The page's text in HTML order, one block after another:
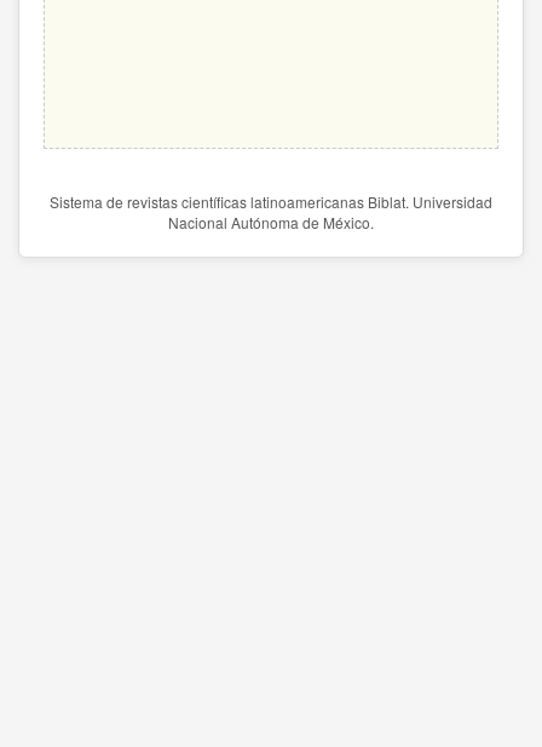
Sistema de revistas científicas latinoamericanas Biblat. Universidad
Nacional Autónoma de México.